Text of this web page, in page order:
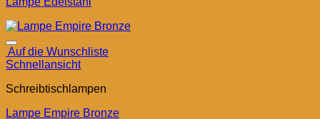
Auf die Wunschliste
Schnellansicht
Schreibtischlampen
Lampe Empire Bronze